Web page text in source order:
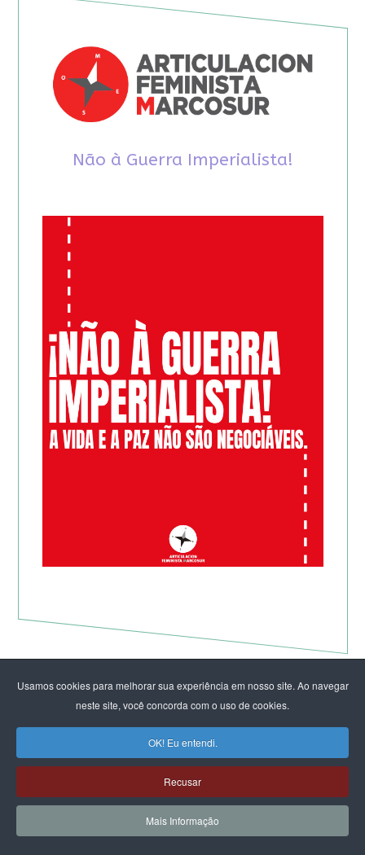
Usamos cookies para melhorar sua experiência em nosso site. Ao navegar
neste site, você concorda com o uso de cookies.
OK! Eu entendi.
Recusar
Mais Informação
Não à Guerra Imperialista!